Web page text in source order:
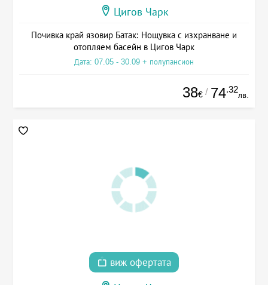
Цигов Чарк
Почивка край язовир Батак: Нощувка с изхранване и
отопляем басейн в Цигов Чарк
Дата: 07.05 - 30.09 + полупансион
38€ / 74.32
лв.
виж офертата